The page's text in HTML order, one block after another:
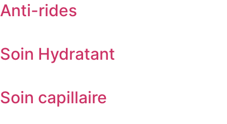
Anti-rides
Soin Hydratant
Soin capillaire